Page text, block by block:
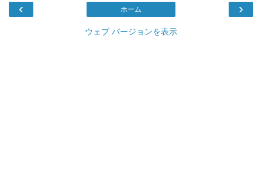
‹ ›
ホーム
ウェブ バージョンを表示